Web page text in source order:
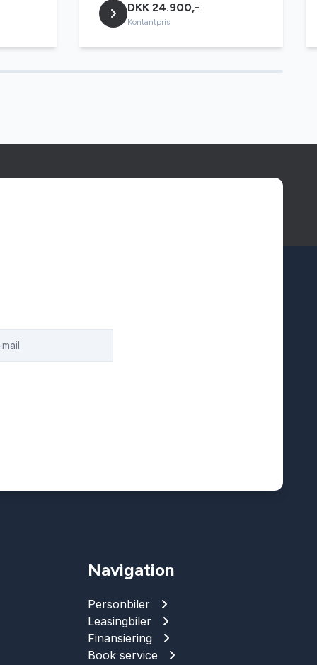
DKK 24.900,-
Kontantpris
Navigation
Personbiler
Leasingbiler
Finansiering
Book service